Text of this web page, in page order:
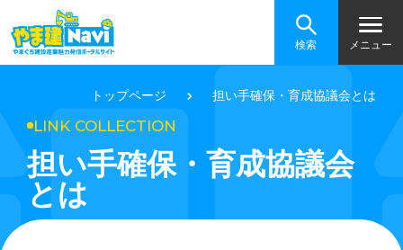
検索 メニュー
トップページ 担い手確保・育成協議会とは
LINK COLLECTION
担い手確保・育成協議会
とは